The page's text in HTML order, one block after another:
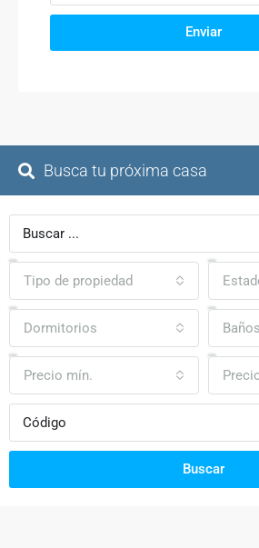
Enviar
Busca tu próxima casa
Tipo de propiedad
Dormitorios Baños
Precio mín.
Buscar